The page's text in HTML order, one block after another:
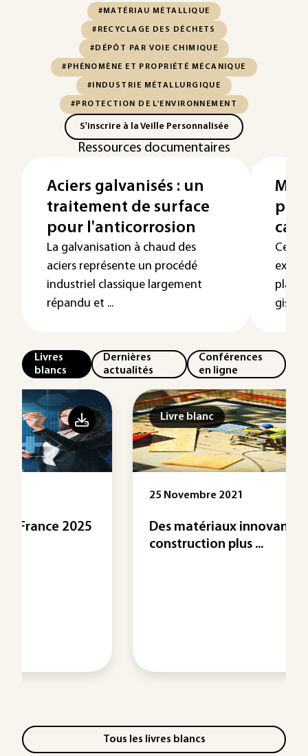
#MATÉRIAU MÉTALLIQUE
#RECYCLAGE DES DÉCHETS
#DÉPÔT PAR VOIE CHIMIQUE
#PHÉNOMÈNE ET PROPRIÉTÉ MÉCANIQUE
#INDUSTRIE MÉTALLURGIQUE
#PROTECTION DE L'ENVIRONNEMENT
S'inscrire à la Veille Personnalisée
Ressources documentaires
Aciers galvanisés : un
traitement de surface
pour l'anticorrosion
La galvanisation à chaud des
aciers représente un procédé
industriel classique largement
répandu et ...
cas
Cet
Livres
blancs
Dernières
actualités
Conférences
en ligne
Livre blanc
Des matériaux innovants pour une
construction plus ...
Tous les livres blancs